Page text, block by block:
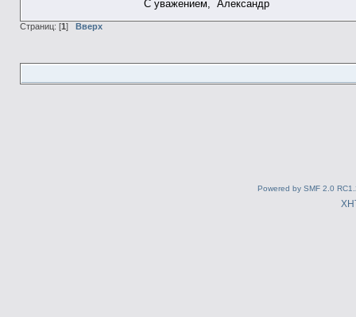
С уважением, Александр
Страниц: [1 ] Вверх
Powered by SMF 2.0